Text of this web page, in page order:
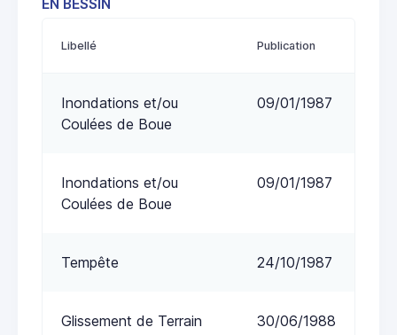
EN BESSIN
Libellé Publication
Inondations et/ou
Coulées de Boue
09/01/1987
Inondations et/ou
Coulées de Boue
09/01/1987
Tempête 24/10/1987
Glissement de Terrain 30/06/1988